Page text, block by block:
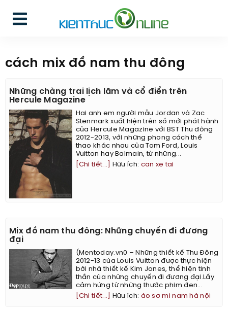
cách mix đồ nam thu đông
Những chàng trai lịch lãm và cổ điển trên
Hercule Magazine
Hai anh em người mẫu Jordan và Zac
Stenmark xuất hiện trên số mới phát hành
của Hercule Magazine với BST Thu đông
2012-2013, với những phong cách thể
thao khác nhau của Tom Ford, Louis
Vuitton hay Balmain, từ những...
[Chi tiết...]
Hữu ích: can xe tai
Mix đồ nam thu đông: Những chuyến đi đương
đại
(Mentoday.vn0 – Những thiết kế Thu Đông
2012-13 của Louis Vuitton được thực hiện
bởi nhà thiết kế Kim Jones, thể hiện tinh
thần của những chuyến đi đương đại.Lấy
cảm hứng từ những thước phim đen...
[Chi tiết...]
Hữu ích: áo sơ mi nam hà nội